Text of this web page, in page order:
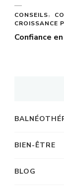
CONSEILS
CROISSANCE
Confiance
BIEN-ÊTRE
BLOG